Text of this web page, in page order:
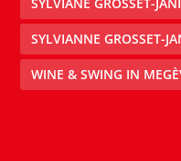
SYLVIANNE GROSSET-
WINE & SWING IN